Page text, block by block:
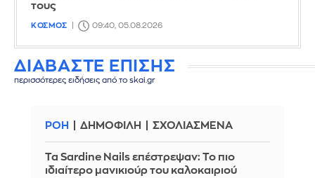
τους
ΚΟΣΜΟΣ 09:40, 05.08.2026
ΔΙΑΒΑΣΤΕ ΕΠΙΣΗΣ
περισσότερες ειδήσεις από το skai.gr
ΡΟΗ ΔΗΜΟΦΙΛΗ ΣΧΟΛΙΑΣΜΕΝΑ
Τα Sardine Nails επέστρεψαν: Το πιο
ιδιαίτερο μανικιούρ του καλοκαιριού